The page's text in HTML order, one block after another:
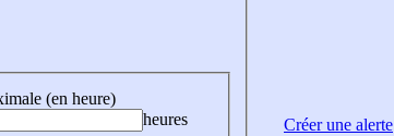
(en heure)
heures
Créer une alerte